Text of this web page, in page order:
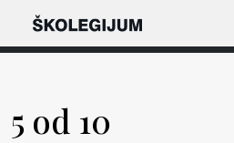
5 od 10